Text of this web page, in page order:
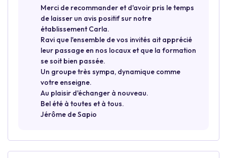
Merci de recommander et d'avoir pris le temps
de laisser un avis positif sur notre
établissement Carla.
Ravi que l'ensemble de vos invités ait apprécié
leur passage en nos locaux et que la formation
se soit bien passée.
Un groupe très sympa, dynamique comme
votre enseigne.
Au plaisir d'échanger à nouveau.
Bel été à toutes et à tous.
Jérôme de Sapio